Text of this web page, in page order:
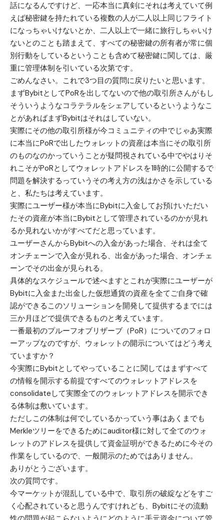
話になるんですけど、一応本当に真剣にそれは考えていて例
えば秘密鍵を持たれている複数の人が二人以上同じフライト
になっちゃいけないとか、二人以上で一緒に旅行しちゃいけ
ないとのことも踏まえて、すべての秘密鍵の所有者が常に個
別行動をしているということも含めて秘密鍵に関しては、厳
重に管理体制を引いている次第です。
ごめんなさい。これで3つ目の質問に戻りたいと思います。
まずBybitとしてPoRを出してないので他の取引所さんがもし
そういうようなコラテラルをシェアしているというようなこ
とがあればまずBybitはそれはしていない。
実際にその他の取引所様が今コミュニティの中でじゃあ実際
に本当にPoRで出したウォレットの資産は本当にその取引所
のものなのかっていうことが疑問視されている中でやはりそ
れこそがPoRとしてウォレットアドレスを1時的に公開するで
問題を解決するっていうその考え方の浅はかさを示している
と、私たちは考えています。
実際にユーザー様が本当にBybitに入金してお預けいただい
たその資産が本当にBybitとして管理されているのかが見れ
るか見れないかがすべてだと思っています。
ユーザーさんからBybitへの入金があった場合、それは全て
オンチェーンで入金が見れる、出金があった場合、オンチェ
ーンでその出金が見られる。
具体的なスケジュールで述べますとこれが実際にユーザーが
Bybitに入金また出金した仮想通貨の資産を全てご自身で確
認ができるこのソリューションを開発して提供するまでには
三か月ほどで提供できるものと考えています。
一番最初のプルーフオブリザーブ（PoR）についてのフォロ
ーアップなのですが、ウォレットの開示についてはどう考え
ていますか？
今実際にBybitとしてやっていることに関してはまずすべて
の情報を開示する前提ですべてのウォレットアドレスを
consolidateして実際全てのウォレットアドレスを開示でき
る体制は敷いています。
ただしこの体制は何でしているかっていう事はあくまでも
Merkleツリーをできるためにauditor様に対して全てのウォ
レットのアドレスを提供して資金証明ができるために今その
作業をしているので、一般開示のためではありません。
ありがとうございます。
次の質問です。
今マーケットが混乱している中で、取引所の破綻などをすご
く心配されていると思うんですけれども、Bybitにその流動